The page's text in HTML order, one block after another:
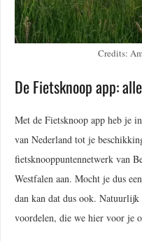
Credits:
De Fietsknoop app:
Met de Fietsknoop app heb je
van Nederland tot je
fietsknooppuntennetwerk van
Westfalen aan. Mocht je dus
dan kan dat dus ook.
voordelen, die we hier voor je